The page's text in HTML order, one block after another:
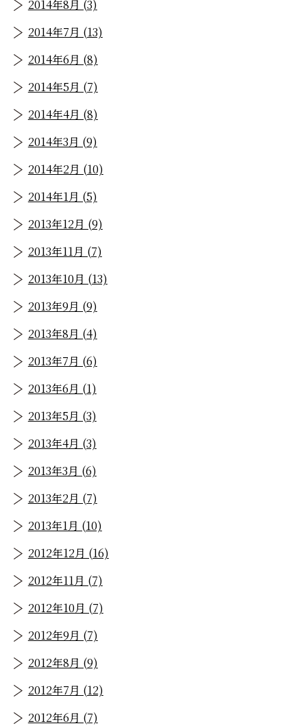
2014年8月 (3)
2014年7月 (13)
2014年6月 (8)
2014年5月 (7)
2014年4月 (8)
2014年3月 (9)
2014年2月 (10)
2014年1月 (5)
2013年12月 (9)
2013年11月 (7)
2013年10月 (13)
2013年9月 (9)
2013年8月 (4)
2013年7月 (6)
2013年6月 (1)
2013年5月 (3)
2013年4月 (3)
2013年3月 (6)
2013年2月 (7)
2013年1月 (10)
2012年12月 (16)
2012年11月 (7)
2012年10月 (7)
2012年9月 (7)
2012年8月 (9)
2012年7月 (12)
2012年6月 (7)